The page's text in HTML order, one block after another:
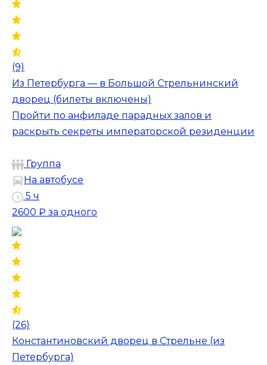
(9)
Из Петербурга — в Большой Стрельнинский
дворец (билеты включены)
Пройти по анфиладе парадных залов и
раскрыть секреты императорской резиденции
Группа
На автобусе
5 ч
2600 ₽ за одного
(26)
Константиновский дворец в Стрельне (из
Петербурга)